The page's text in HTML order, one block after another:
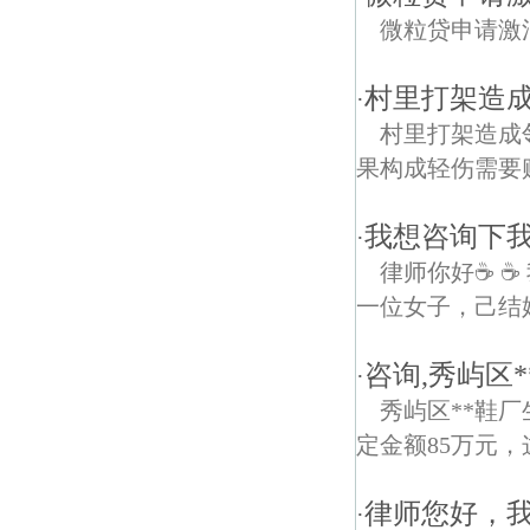
微粒贷申请激
·村里打架造
村里打架造成
果构成轻伤需要
·我想咨询下
律师你好☕
一位女子，己结
·咨询,秀屿区
秀屿区**鞋厂
定金额85万元
·律师您好，